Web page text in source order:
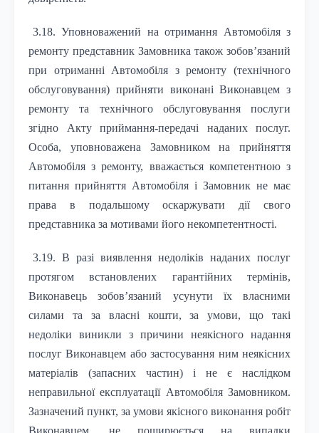
3.18. Уповноважений на отримання Автомобіля з
ремонту представник Замовника також зобов’язаний
при отриманні Автомобіля з ремонту (технічного
обслуговування) прийняти виконані Виконавцем з
ремонту та технічного обслуговування послуги
згідно Акту приймання-передачі наданих послуг.
Особа, уповноважена Замовником на прийняття
Автомобіля з ремонту, вважається компетентною з
питання прийняття Автомобіля і Замовник не має
права в подальшому оскаржувати дії свого
представника за мотивами його некомпетентності.
3.19. В разі виявлення недоліків наданих послуг
протягом встановлених гарантійних термінів,
Виконавець зобов’язаний усунути їх власними
силами та за власні кошти, за умови, що такі
недоліки виникли з причини неякісного надання
послуг Виконавцем або застосування ним неякісних
матеріалів (запасних частин) і не є наслідком
неправильної експлуатації Автомобіля Замовником.
Зазначений пункт, за умови якісного виконання робіт